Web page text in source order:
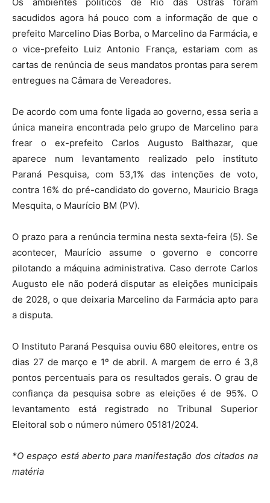
sacudidos agora há pouco com a informação de que o
prefeito Marcelino Dias Borba, o Marcelino da Farmácia, e
o vice-prefeito Luiz Antonio França, estariam com as
cartas de renúncia de seus mandatos prontas para serem
entregues na Câmara de Vereadores.
De acordo com uma fonte ligada ao governo, essa seria a
única maneira encontrada pelo grupo de Marcelino para
frear o ex-prefeito Carlos Augusto Balthazar, que
aparece num levantamento realizado pelo instituto
Paraná Pesquisa, com 53,1% das intenções de voto,
contra 16% do pré-candidato do governo, Mauricio Braga
Mesquita, o Maurício BM (PV).
O prazo para a renúncia termina nesta sexta-feira (5). Se
acontecer, Maurício assume o governo e concorre
pilotando a máquina administrativa. Caso derrote Carlos
Augusto ele não poderá disputar as eleições municipais
de 2028, o que deixaria Marcelino da Farmácia apto para
a disputa.
O Instituto Paraná Pesquisa ouviu 680 eleitores, entre os
dias 27 de março e 1º de abril. A margem de erro é 3,8
pontos percentuais para os resultados gerais. O grau de
confiança da pesquisa sobre as eleições é de 95%. O
levantamento está registrado no Tribunal Superior
Eleitoral sob o número número 05181/2024.
*O espaço está aberto para manifestação dos citados na
matéria